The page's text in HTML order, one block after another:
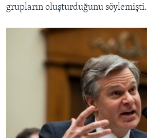
grupların oluşturduğunu söylemişti.